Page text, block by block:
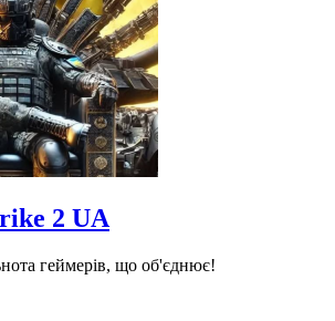
2 UA
геймерів, що об'єднює!